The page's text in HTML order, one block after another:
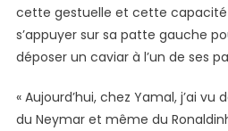
cette gestuelle et cette
s’appuyer sur sa patte gauche
déposer un caviar à l’un de ses
« Aujourd’hui, chez Yamal, j’ai vu
du Neymar et même du